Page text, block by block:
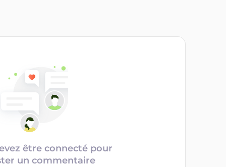
être connecté pour
un commentaire